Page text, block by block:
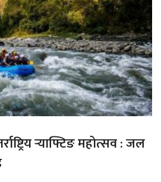
र्‍याफ्टिङ महोत्सव : जल